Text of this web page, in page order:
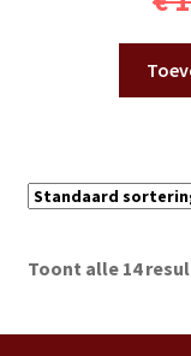
Toont alle 14